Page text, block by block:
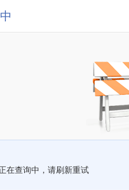
在查询中，请刷新重试